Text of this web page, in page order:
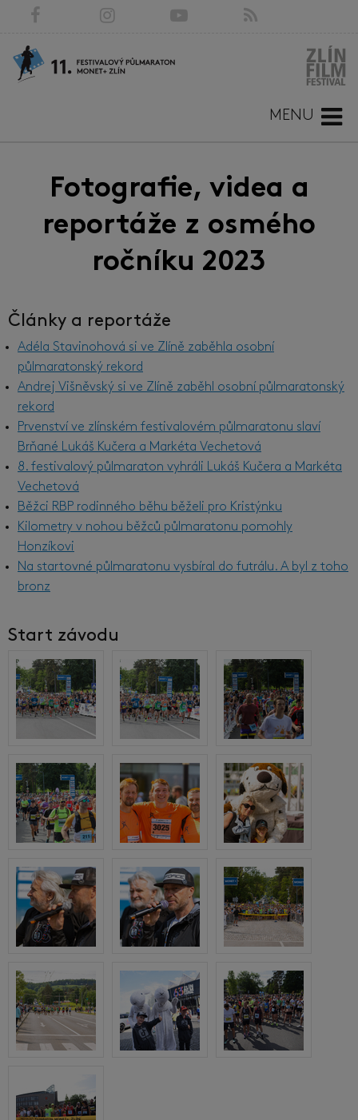
MENU
Fotografie, videa a
reportáže z osmého
ročníku 2023
Články a reportáže
Adéla Stavinohová si ve Zlíně zaběhla osobní
půlmaratonský rekord
Andrej Višněvský si ve Zlíně zaběhl osobní půlmaratonský
rekord
Prvenství ve zlínském festivalovém půlmaratonu slaví
Brňané Lukáš Kučera a Markéta Vechetová
8. festivalový půlmaraton vyhráli Lukáš Kučera a Markéta
Vechetová
Běžci RBP rodinného běhu běželi pro Kristýnku
Kilometry v nohou běžců půlmaratonu pomohly
Honzíkovi
Na startovné půlmaratonu vysbíral do futrálu. A byl z toho
bronz
Start závodu